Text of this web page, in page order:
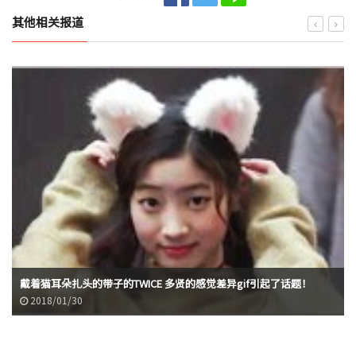
其他相关报道
戴着猫耳朵扎头的带子的TWICE 多贤的感觉差异gif引起了话题！
2018/01/30